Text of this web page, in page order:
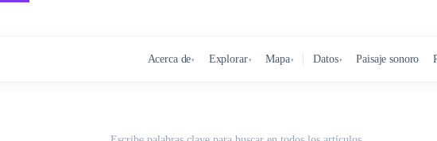
Acerca de▾ Explorar▾ Mapa▾ Datos▾ Paisaje sonoro